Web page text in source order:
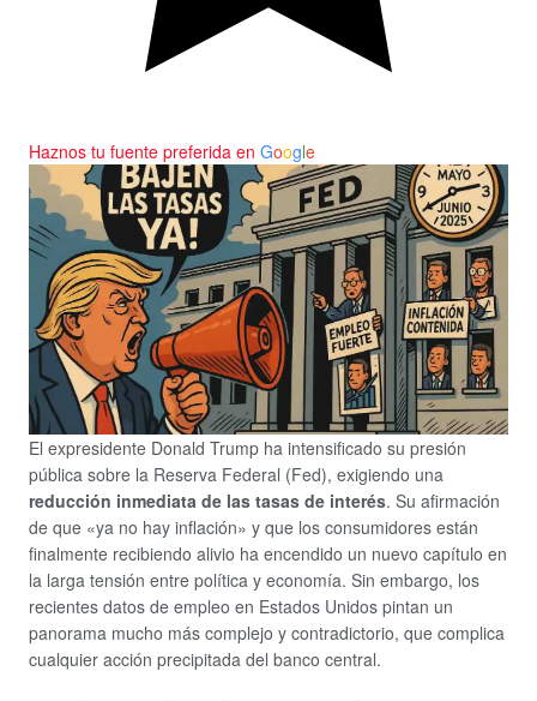
Haznos tu fuente preferida en Google
El expresidente Donald Trump ha intensificado su presión
pública sobre la Reserva Federal (Fed), exigiendo una
reducción inmediata de las tasas de interés. Su afirmación
de que «ya no hay inflación» y que los consumidores están
finalmente recibiendo alivio ha encendido un nuevo capítulo en
la larga tensión entre política y economía. Sin embargo, los
recientes datos de empleo en Estados Unidos pintan un
panorama mucho más complejo y contradictorio, que complica
cualquier acción precipitada del banco central.